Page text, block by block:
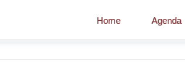
Home Agenda